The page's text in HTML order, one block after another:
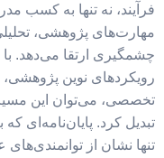
فرآیند، نه تنها به کسب
مهارت‌های پژوهشی،
چشمگیری ارتقا می‌دهد.
رویکردهای نوین پژوهشی،
تخصصی، می‌توان این مسیر
تبدیل کرد. پایان‌نامه‌ای
تنها نشان از توانمندی‌های